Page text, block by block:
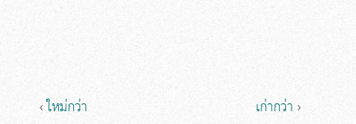
‹ใหม่กว่า เก่ากว่า›